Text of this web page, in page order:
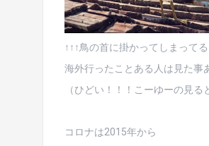
↑↑↑鳥の首に掛かってしまってる
海外行ったことある人は見た事
（ひどい！！！こーゆーの見る
コロナは2015年から